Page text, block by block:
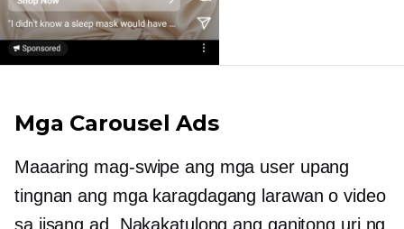
Mga Carousel Ads
Maaaring mag-swipe ang mga user upang
tingnan ang mga karagdagang larawan o video
sa iisang ad. Nakakatulong ang ganitong uri ng